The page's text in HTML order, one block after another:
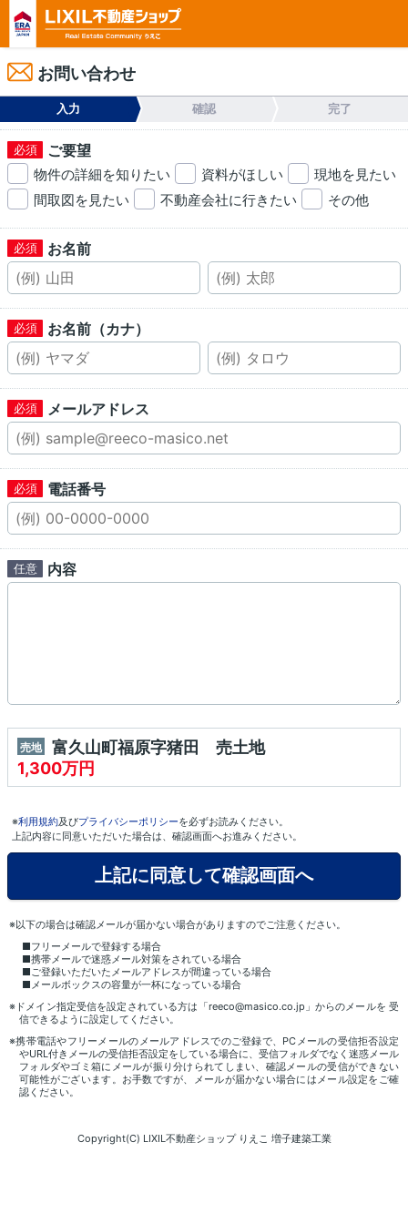
お問い合わせ
入力 確認 完了
ご要望
物件の詳細を知りたい 資料がほしい
現地を見たい
間取図を見たい
不動産会社に行きたい その他
お名前
お名前（カナ）
メールアドレス
電話番号
内容
売地
富久山町福原字猪田 売土地
1,300万円
※利用規約及びプライバシーポリシーを必ずお読みください。
上記内容に同意いただいた場合は、確認画面へお進みください。
※以下の場合は確認メールが届かない場合がありますのでご注意ください。
■フリーメールで登録する場合
■携帯メールで迷惑メール対策をされている場合
■ご登録いただいたメールアドレスが間違っている場合
■メールボックスの容量が一杯になっている場合
※ドメイン指定受信を設定されている方は「reeco@masico.co.jp」からのメールを 受
信できるように設定してください。
※携帯電話やフリーメールのメールアドレスでのご登録で、PCメールの受信拒否設定
やURL付きメールの受信拒否設定をしている場合に、受信フォルダでなく迷惑メール
フォルダやゴミ箱にメールが振り分けられてしまい、確認メールの受信ができない
可能性がございます。お手数ですが、メールが届かない場合にはメール設定をご確
認ください。
Copyright(C) LIXIL不動産ショップ りえこ 増子建築工業